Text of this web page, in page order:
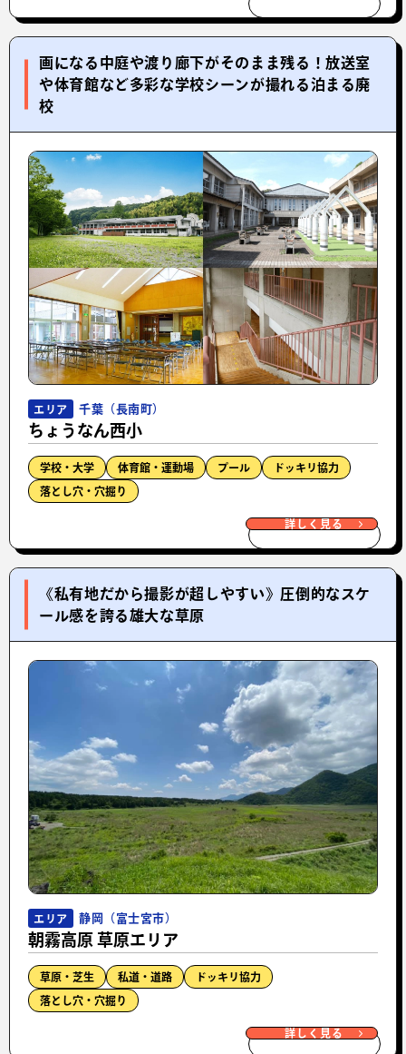
画になる中庭や渡り廊下がそのまま残る！放送室
や体育館など多彩な学校シーンが撮れる泊まる廃
校
エリア 千葉（長南町）
ちょうなん西小
学校・大学 体育館・運動場 プール ドッキリ協力
落とし穴・穴掘り
詳しく見る
《私有地だから撮影が超しやすい》圧倒的なスケ
ール感を誇る雄大な草原
エリア 静岡（富士宮市）
朝霧高原 草原エリア
草原・芝生 私道・道路 ドッキリ協力
落とし穴・穴掘り
詳しく見る